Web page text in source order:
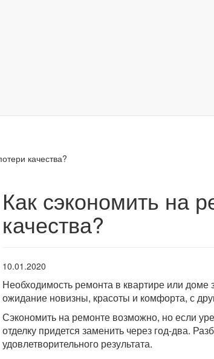
качества?
Как сэкономить на
качества?
10.01.2020
Необходимость ремонта в квартире или
ожидание новизны, красоты и комфорта, с
Сэкономить на ремонте возможно, но если
отделку придется заменить через год-два.
удовлетворительного результата.